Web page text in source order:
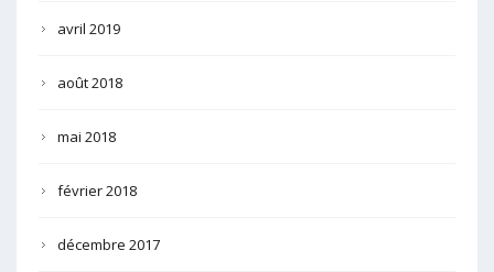
avril 2019
août 2018
mai 2018
février 2018
décembre 2017